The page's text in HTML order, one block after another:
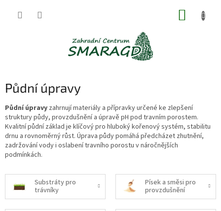
Půdní úpravy
Půdní úpravy zahrnují materiály a přípravky určené ke zlepšení
struktury půdy, provzdušnění a úpravě pH pod travním porostem.
Kvalitní půdní základ je klíčový pro hluboký kořenový systém, stabilitu
drnu a rovnoměrný růst. Úprava půdy pomáhá předcházet zhutnění,
zadržování vody i oslabení travního porostu v náročnějších
podmínkách.
Substráty pro
trávníky
Písek a směsi pro
provzdušnění